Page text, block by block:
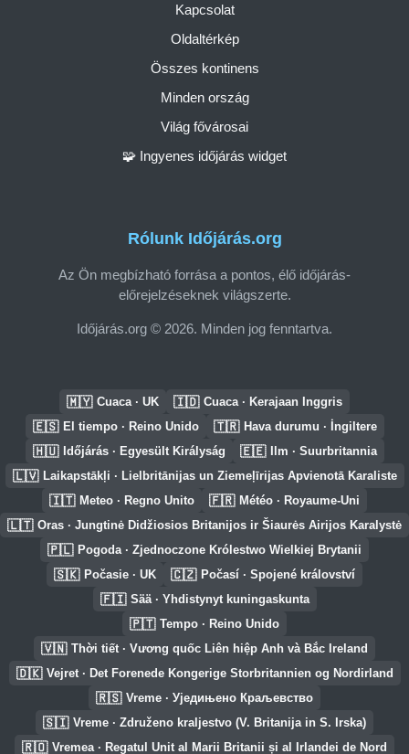
Rólunk Időjárás.org
Az Ön megbízható forrása a pontos, élő időjárás-
előrejelzéseknek világszerte.
Időjárás.org © 2026. Minden jog fenntartva.
Kapcsolat
Oldaltérkép
Összes kontinens
Minden ország
Világ fővárosai
🧩 Ingyenes időjárás widget
🇲🇾 Cuaca · UK 🇮🇩 Cuaca · Kerajaan Inggris
🇪🇸 El tiempo · Reino Unido 🇹🇷 Hava durumu · İngiltere
🇭🇺 Időjárás · Egyesült Királyság 🇪🇪 Ilm · Suurbritannia
🇱🇻 Laikapstākļi · Lielbritānijas un Ziemeļīrijas Apvienotā Karaliste
🇮🇹 Meteo · Regno Unito 🇫🇷 Météo · Royaume-Uni
🇱🇹 Oras · Jungtinė Didžiosios Britanijos ir Šiaurės Airijos Karalystė
🇵🇱 Pogoda · Zjednoczone Królestwo Wielkiej Brytanii
🇸🇰 Počasie · UK 🇨🇿 Počasí · Spojené království
🇫🇮 Sää · Yhdistynyt kuningaskunta
🇵🇹 Tempo · Reino Unido
🇻🇳 Thời tiết · Vương quốc Liên hiệp Anh và Bắc Ireland
🇩🇰 Vejret · Det Forenede Kongerige Storbritannien og Nordirland
🇷🇸 Vreme · Уједињено Краљевство
🇸🇮 Vreme · Združeno kraljestvo (V. Britanija in S. Irska)
🇷🇴 Vremea · Regatul Unit al Marii Britanii și al Irlandei de Nord